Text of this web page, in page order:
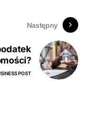
Następny
POST